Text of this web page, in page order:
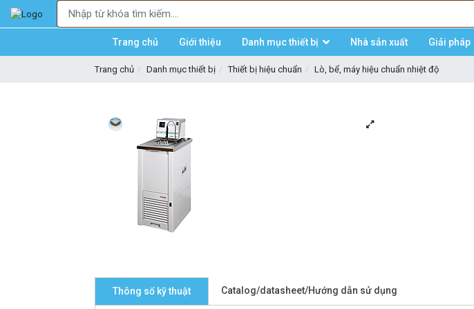
Trang chủ Giới thiệu Danh mục thiết bị Nhà sản xuất Giải pháp
Trang chủ Danh mục thiết bị Thiết bị hiệu chuẩn Lò, bể, máy hiệu chuẩn nhiệt độ
Thông số kỹ thuật Catalog/datasheet/Hướng dẫn sử dụng